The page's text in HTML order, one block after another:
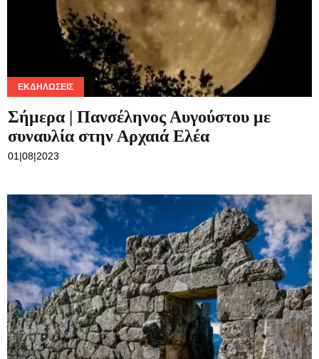
ΕΚΔΗΛΏΣΕΙΣ
Σήμερα | Πανσέληνος Αυγούστου με
συναυλία στην Αρχαιά Ελέα
01|08|2023